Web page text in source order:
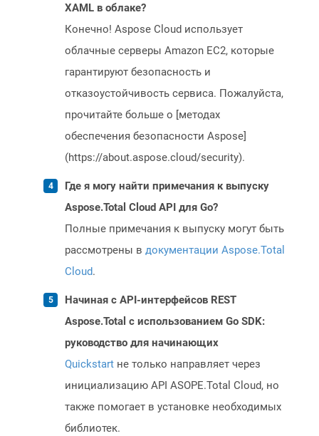
XAML в облаке?
Конечно! Aspose Cloud использует
облачные серверы Amazon EC2, которые
гарантируют безопасность и
отказоустойчивость сервиса. Пожалуйста,
прочитайте больше о [методах
обеспечения безопасности Aspose]
(https://about.aspose.cloud/security).
Где я могу найти примечания к выпуску
Aspose.Total Cloud API для Go?
Полные примечания к выпуску могут быть
рассмотрены в документации Aspose.Total
Cloud.
Начиная с API-интерфейсов REST
Aspose.Total с использованием Go SDK:
руководство для начинающих
Quickstart не только направляет через
инициализацию API ASOPE.Total Cloud, но
также помогает в установке необходимых
библиотек.